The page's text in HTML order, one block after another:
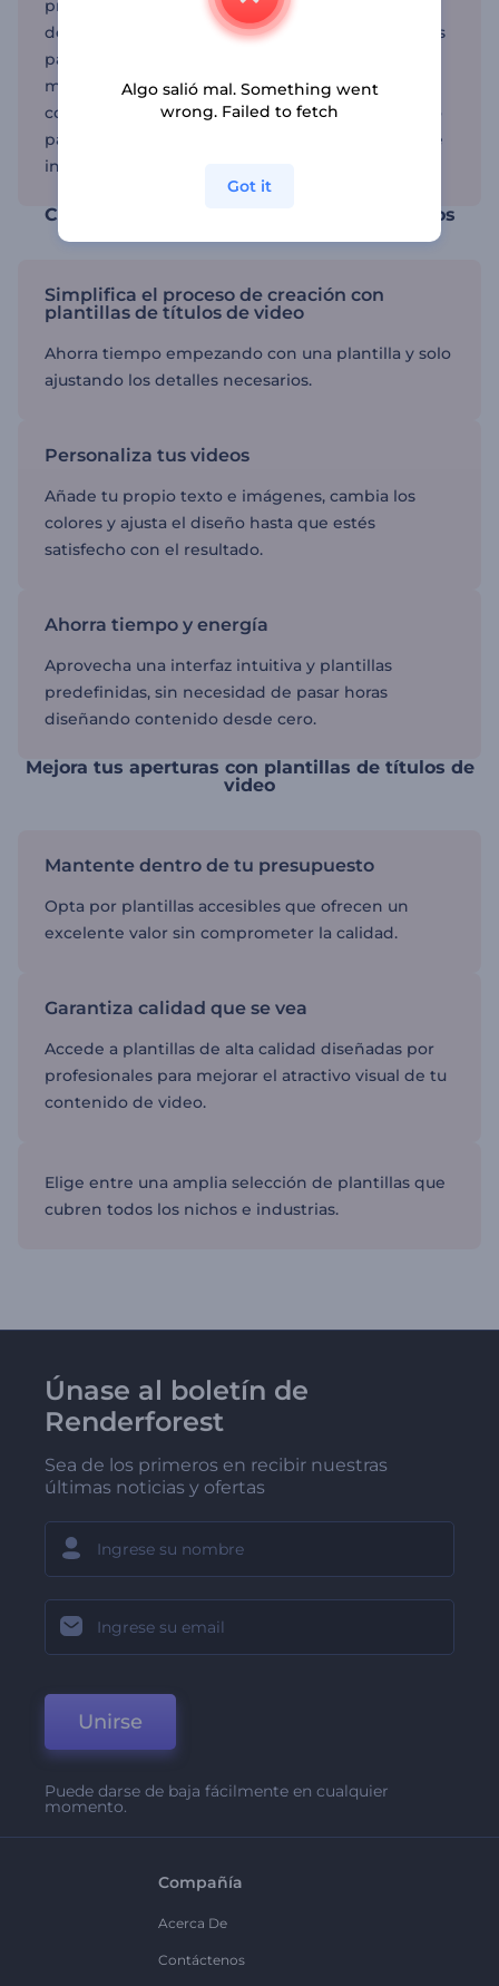
proyecto finalizado o compártelo directamente
desde Renderforest. Estas plantillas son perfectas
para creadores de contenido, especialistas en
marketing y YouTubers que desean hacer videos
con títulos llamativos. Si estás creando contenido
para YouTube, también puedes usar el creador de
intros de YouTube para añadir títulos de video.
Crea títulos de video llamativos en minutos
Simplifica el proceso de creación con
plantillas de títulos de video
Ahorra tiempo empezando con una plantilla y solo
ajustando los detalles necesarios.
Personaliza tus videos
Añade tu propio texto e imágenes, cambia los
colores y ajusta el diseño hasta que estés
satisfecho con el resultado.
Ahorra tiempo y energía
Aprovecha una interfaz intuitiva y plantillas
predefinidas, sin necesidad de pasar horas
diseñando contenido desde cero.
Mejora tus aperturas con plantillas de títulos de
video
Mantente dentro de tu presupuesto
Opta por plantillas accesibles que ofrecen un
excelente valor sin comprometer la calidad.
Garantiza calidad que se vea
Accede a plantillas de alta calidad diseñadas por
profesionales para mejorar el atractivo visual de tu
contenido de video.
Elige entre una amplia selección de plantillas que
cubren todos los nichos e industrias.
Únase al boletín de
Renderforest
Sea de los primeros en recibir nuestras
últimas noticias y ofertas
Unirse
Puede darse de baja fácilmente en cualquier
momento.
Compañía
Acerca De
Contáctenos
Algo salió mal. Something went
wrong. Failed to fetch
Got it